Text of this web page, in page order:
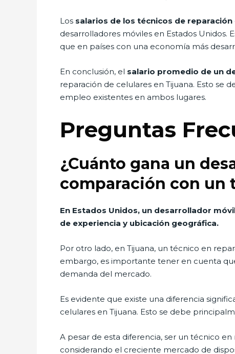
Los salarios de los técnicos de reparación
desarrolladores móviles en Estados Unidos.
que en países con una economía más
En conclusión, el salario promedio de un
reparación de celulares en Tijuana. Esto se
empleo existentes en ambos lugares.
Preguntas
¿Cuánto gana un
comparación con un
En Estados Unidos, un desarrollador
de experiencia y ubicación geográfica.
Por otro lado, en Tijuana, un técnico en
embargo, es importante tener en cuenta
demanda del mercado.
Es evidente que existe una diferencia
celulares en Tijuana. Esto se debe
A pesar de esta diferencia, ser un técnico
considerando el creciente mercado de